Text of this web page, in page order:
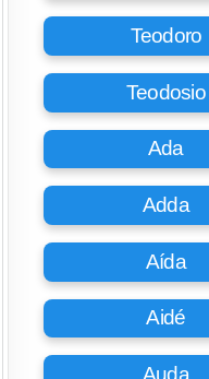
Teodoro
Teodosio
Ada
Adda
Aída
Aidé
Auda